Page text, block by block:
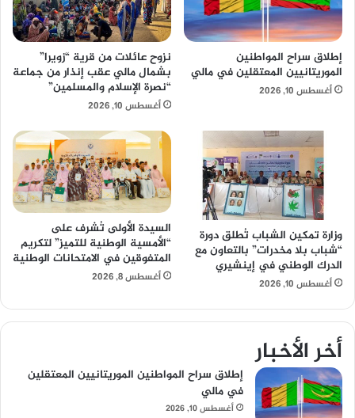
إطلاق سراح المواطنين
الموريتانيين المعتقلين في مالي
أغسطس 10, 2026
نزوح عائلات من قرية “زويرا”
بشمال مالي عقب إنذار من جماعة
“نصرة الإسلام والمسلمين”
أغسطس 10, 2026
وزارة تمكين الشباب تُطلق دورة
“شباب بلا مخدرات” بالتعاون مع
الدرك الوطني في إينشيري
أغسطس 10, 2026
السيدة الأولى تُشرف على
“الأمسية الوطنية للتميز” لتكريم
المتفوقين في الامتحانات الوطنية
أغسطس 8, 2026
أخر الأخبار
إطلاق سراح المواطنين الموريتانيين المعتقلين
في مالي
أغسطس 10, 2026